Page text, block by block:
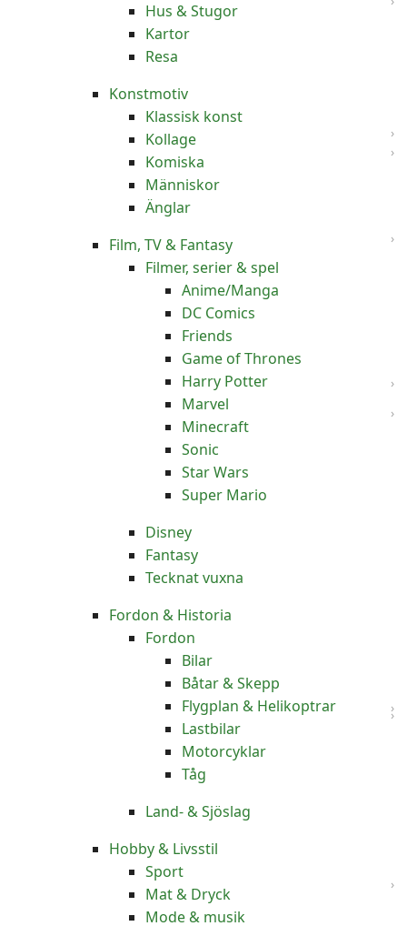
Hus & Stugor
Kartor
Resa
Konstmotiv
Klassisk konst
Kollage
Komiska
Människor
Änglar
Film, TV & Fantasy
Filmer, serier & spel
Anime/Manga
DC Comics
Friends
Game of Thrones
Harry Potter
Marvel
Minecraft
Sonic
Star Wars
Super Mario
Disney
Fantasy
Tecknat vuxna
Fordon & Historia
Fordon
Bilar
Båtar & Skepp
Flygplan & Helikoptrar
Lastbilar
Motorcyklar
Tåg
Land- & Sjöslag
Hobby & Livsstil
Sport
Mat & Dryck
Mode & musik